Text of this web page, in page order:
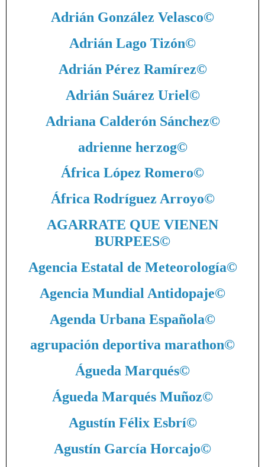
Adrián González Velasco©
Adrián Lago Tizón©
Adrián Pérez Ramírez©
Adrián Suárez Uriel©
Adriana Calderón Sánchez©
adrienne herzog©
África López Romero©
África Rodríguez Arroyo©
AGARRATE QUE VIENEN
BURPEES©
Agencia Estatal de Meteorología©
Agencia Mundial Antidopaje©
Agenda Urbana Española©
agrupación deportiva marathon©
Águeda Marqués©
Águeda Marqués Muñoz©
Agustín Félix Esbrí©
Agustín García Horcajo©